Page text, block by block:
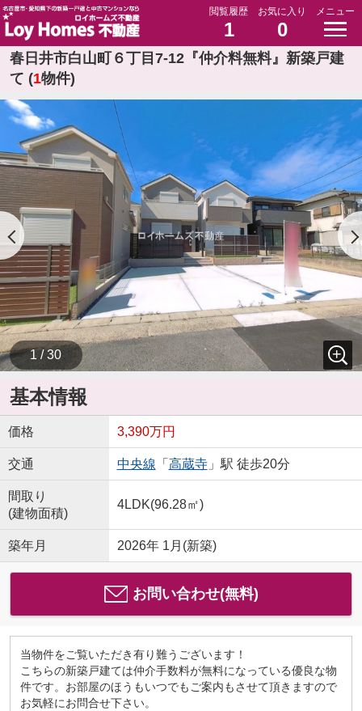
閲覧履歴
1
お気に入り
0
メニュー
春日井市白山町６丁目7-12『仲介料無料』新築戸建
て (1物件)
1 / 30
基本情報
価格 3,390万円
交通 中央線 「 高蔵寺」駅 徒歩20分
間取り
(建物面積)
4LDK(96.28㎡)
築年月 2026年 1月(新築)
お問い合わせ(無料)
当物件をご覧いただき有り難うございます！
こちらの新築戸建ては仲介手数料が無料になっている優良な物
件です。お部屋のほうもいつでもご案内もさせて頂きますので
お気軽にお問合せ下さい。